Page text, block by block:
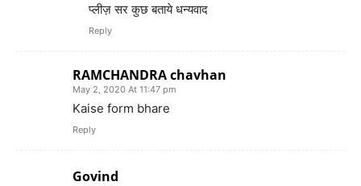
प्लीज़ सर कुछ बताये धन्यवाद
Reply
RAMCHANDRA chavhan
May 2, 2020 At 11:47 pm
Kaise form bhare
Reply
Govind